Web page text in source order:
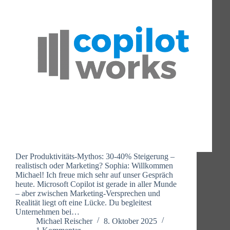
Der Produktivitäts-Mythos: 30-40% Steigerung –
realistisch oder Marketing? Sophia: Willkommen
Michael! Ich freue mich sehr auf unser Gespräch
heute. Microsoft Copilot ist gerade in aller Munde
– aber zwischen Marketing-Versprechen und
Realität liegt oft eine Lücke. Du begleitest
Unternehmen bei…
Michael Reischer
8. Oktober 2025